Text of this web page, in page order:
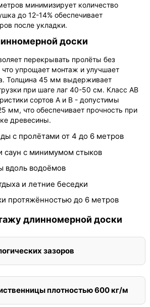
минимизирует количество
до 12-14% обеспечивает
после укладки.
доски
перекрывать пролёты без
упрощает монтаж и улучшает
Толщина 45 мм выдерживает
при шаге лаг 40-50 см. Класс АВ
сортов А и В - допустимы
мм, что обеспечивает прочность при
древесины.
с пролётами от 4 до 6 метров
саун с минимумом стыков
вдоль водоёмов
и летние беседки
протяжённостью до 6 метров
длинномерной доски
зазоров
плотностью 600 кг/м